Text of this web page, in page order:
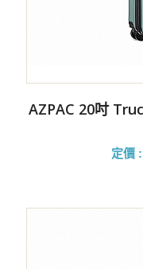
AZPAC 20吋
定價